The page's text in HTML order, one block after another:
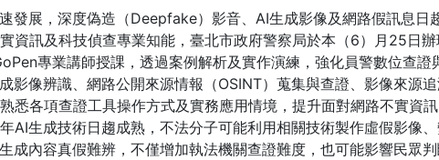
發展，深度偽造（Deepfake）影音、AI生成影像及網路假訊息
資訊及科技偵查專業知能，臺北市政府警察局於本（6）月25日
專業講師授課，透過案例解析及實作演練，強化員警數位查證
像辨識、網路公開來源情報（OSINT）蒐集與查證、影像來源
悉各項查證工具操作方式及實務應用情境，提升面對網路不實資
生成技術日趨成熟，不法分子可能利用相關技術製作虛假影像
成內容真假難辨，不僅增加執法機關查證難度，也可能影響民眾